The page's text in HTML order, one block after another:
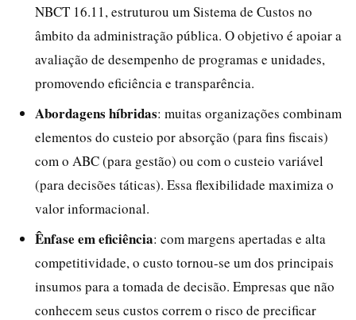
NBCT 16.11, estruturou um Sistema de Custos no
âmbito da administração pública. O objetivo é apoiar a
avaliação de desempenho de programas e unidades,
promovendo eficiência e transparência.
Abordagens híbridas: muitas organizações combinam
elementos do custeio por absorção (para fins fiscais)
com o ABC (para gestão) ou com o custeio variável
(para decisões táticas). Essa flexibilidade maximiza o
valor informacional.
Ênfase em eficiência: com margens apertadas e alta
competitividade, o custo tornou-se um dos principais
insumos para a tomada de decisão. Empresas que não
conhecem seus custos correm o risco de precificar